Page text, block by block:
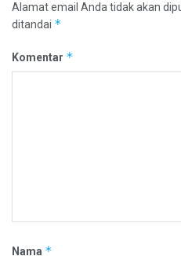
Alamat email Anda tidak akan
ditandai *
Komentar *
Nama *